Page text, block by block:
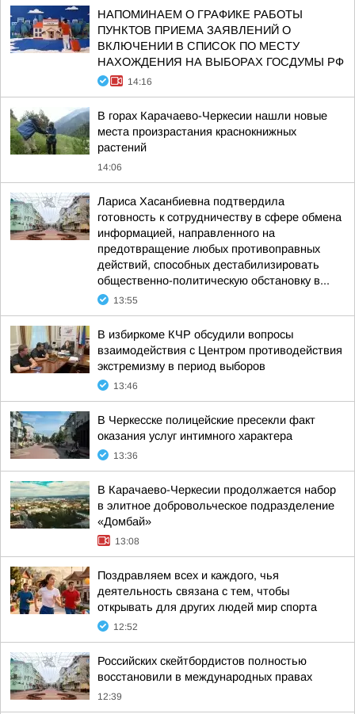
НАПОМИНАЕМ О ГРАФИКЕ РАБОТЫ
ПУНКТОВ ПРИЕМА ЗАЯВЛЕНИЙ О
ВКЛЮЧЕНИИ В СПИСОК ПО МЕСТУ
НАХОЖДЕНИЯ НА ВЫБОРАХ ГОСДУМЫ РФ
14:16
В горах Карачаево-Черкесии нашли новые
места произрастания краснокнижных
растений
14:06
Лариса Хасанбиевна подтвердила
готовность к сотрудничеству в сфере обмена
информацией, направленного на
предотвращение любых противоправных
действий, способных дестабилизировать
общественно-политическую обстановку в...
13:55
В избиркоме КЧР обсудили вопросы
взаимодействия с Центром противодействия
экстремизму в период выборов
13:46
В Черкесске полицейские пресекли факт
оказания услуг интимного характера
13:36
В Карачаево-Черкесии продолжается набор
в элитное добровольческое подразделение
«Домбай»
13:08
Поздравляем всех и каждого, чья
деятельность связана с тем, чтобы
открывать для других людей мир спорта
12:52
Российских скейтбордистов полностью
восстановили в международных правах
12:39